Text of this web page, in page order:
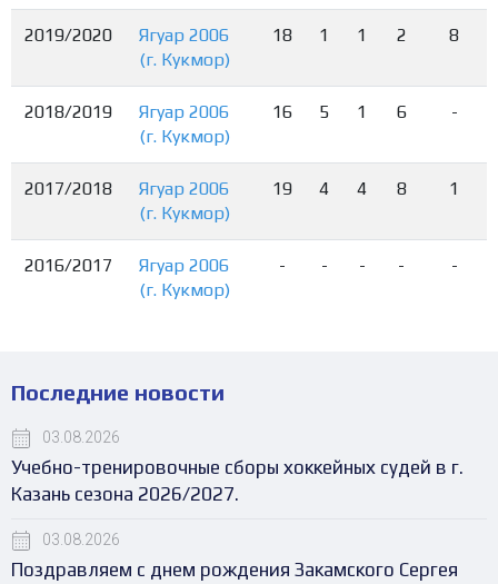
2019/2020
Ягуар 2006
(г. Кукмор)
18 1 1 2 8
2018/2019
Ягуар 2006
(г. Кукмор)
16 5 1 6 -
2017/2018
Ягуар 2006
(г. Кукмор)
19 4 4 8 1
2016/2017
Ягуар 2006
(г. Кукмор)
- - - - -
Последние новости
03.08.2026
Учебно-тренировочные сборы хоккейных судей в г.
Казань сезона 2026/2027.
03.08.2026
Поздравляем с днем рождения Закамского Сергея